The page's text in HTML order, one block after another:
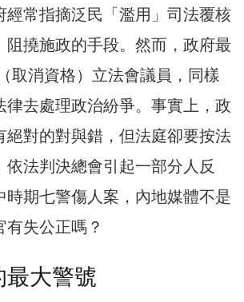
經常指摘泛民「濫用」司法覆核
阻撓施政的手段。然而，政府最
取消資格）立法會議員，同樣
律去處理政治紛爭。事實上，政
絕對的對與錯，但法庭卻要按法
依法判決總會引起一部分人反
時期七警傷人案，內地媒體不是
失公正嗎？
最大警號